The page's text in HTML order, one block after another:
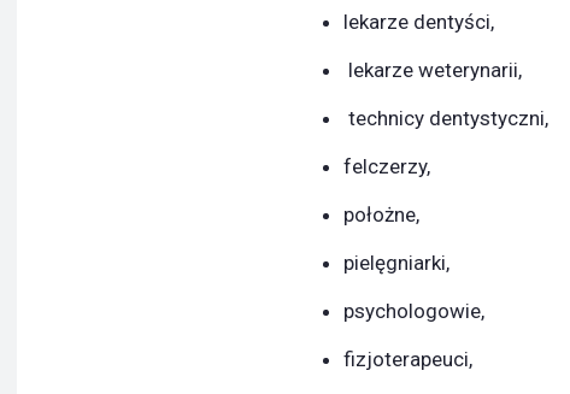
lekarze dentyści,
lekarze weterynarii,
technicy dentystyczni,
felczerzy,
położne,
pielęgniarki,
psychologowie,
fizjoterapeuci,